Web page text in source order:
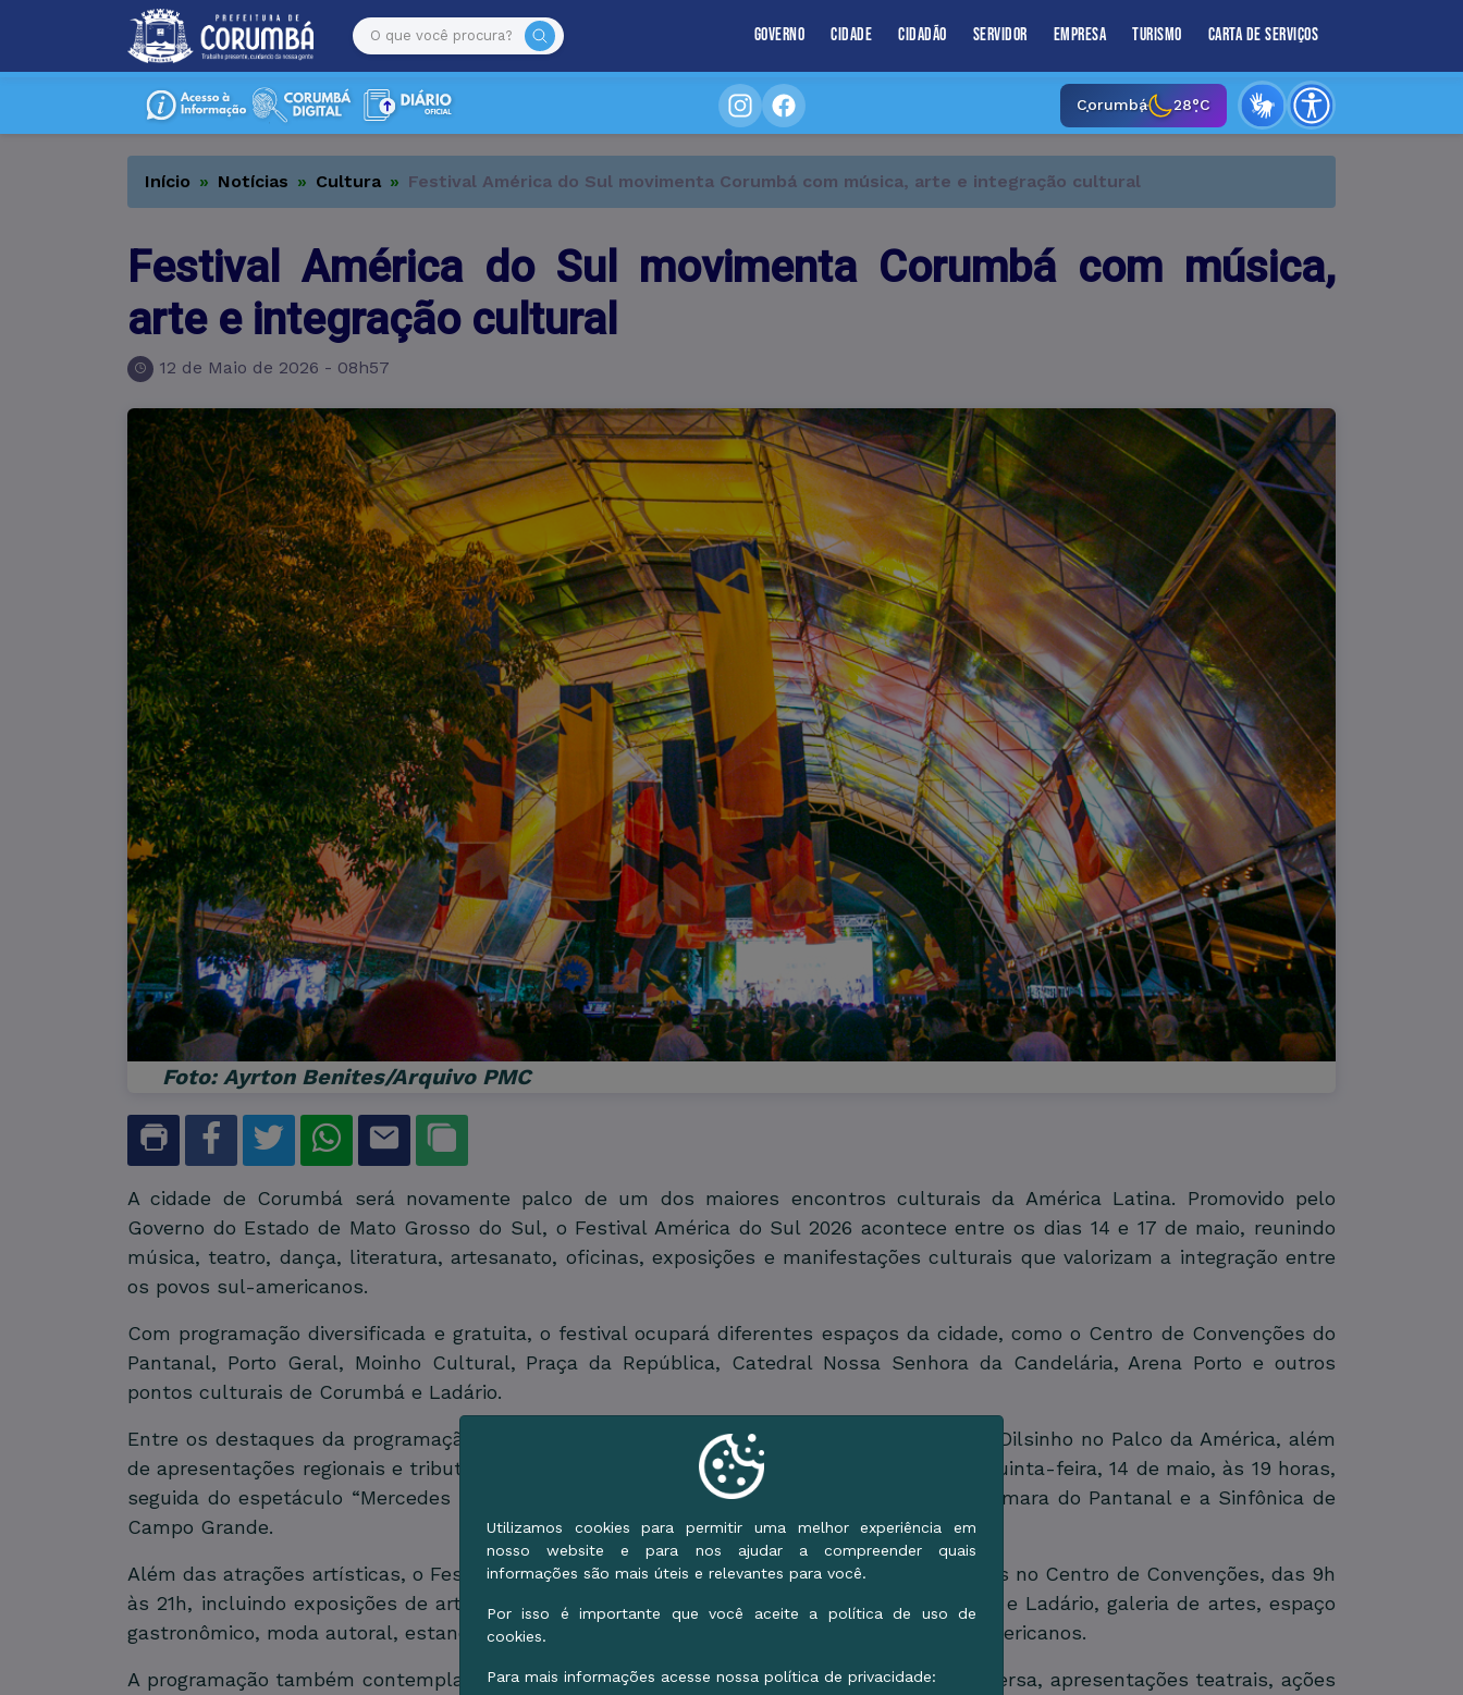
Governo Cidade Cidadão Servidor Empresa Turismo Carta de Serviços
Corumbá 28°C
Início Notícias Cultura Festival América do Sul movimenta Corumbá com música, arte e integração cultural
Festival América do Sul movimenta Corumbá com música,
arte e integração cultural
12 de Maio de 2026 - 08h57
Foto: Ayrton Benites/Arquivo PMC
A cidade de Corumbá será novamente palco de um dos maiores encontros culturais da América Latina. Promovido pelo
Governo do Estado de Mato Grosso do Sul, o Festival América do Sul 2026 acontece entre os dias 14 e 17 de maio, reunindo
música, teatro, dança, literatura, artesanato, oficinas, exposições e manifestações culturais que valorizam a integração entre
os povos sul-americanos.
Com programação diversificada e gratuita, o festival ocupará diferentes espaços da cidade, como o Centro de Convenções do
Pantanal, Porto Geral, Moinho Cultural, Praça da República, Catedral Nossa Senhora da Candelária, Arena Porto e outros
pontos culturais de Corumbá e Ladário.
Entre os destaques da programação musical estão os shows deDJ DENNIS Dilsinho no Palco da América, além
de apresentações regionais e tributos à cultura pantaneira. A abertura oficial acontece na quinta-feira, 14 de maio, às 19 horas,
seguida do espetáculo “Mercedes Sosa, a voz da América do Sul”, com a Orquestra de Câmara do Pantanal e a Sinfônica de
Campo Grande.
Além das atrações artísticas, o Festival América do Sul contará com atividades permanentes no Centro de Convenções, das 9h
às 21h, incluindo exposições de artes visuais, artesanato de Mato Grosso do Sul, Corumbá e Ladário, galeria de artes, espaço
gastronômico, moda autoral, estandes institucionais e o espaço dedicado aos países sul-americanos.
A programação também contempla oficinas culturais, contação de histórias, rodas de conversa, apresentações teatrais, ações
Utilizamos cookies para permitir uma melhor experiência em
nosso website e para nos ajudar a compreender quais
informações são mais úteis e relevantes para você.
Por isso é importante que você aceite a política de uso de
cookies.
Para mais informações acesse nossa política de privacidade: